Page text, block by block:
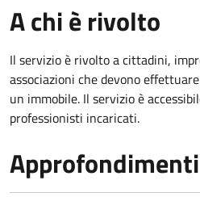
A chi è rivolto
Il servizio è rivolto a cittadini,
associazioni che devono
un immobile. Il servizio è
professionisti incaricati.
Approfondimenti